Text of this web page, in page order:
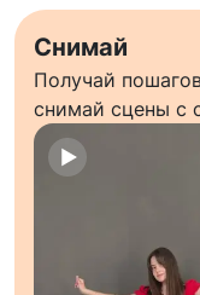
Снимай
Получай
снимай сцены с